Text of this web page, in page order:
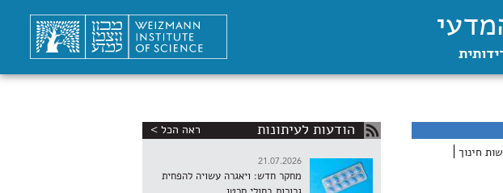
חינוך
הודעות לעיתונות ראה הכל >
21.07.2026
מחקר חדש: ויאגרה עשויה להפחית